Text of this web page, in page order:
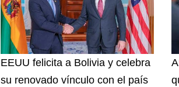
EEUU felicita a Bolivia y celebra
su renovado vínculo con el país